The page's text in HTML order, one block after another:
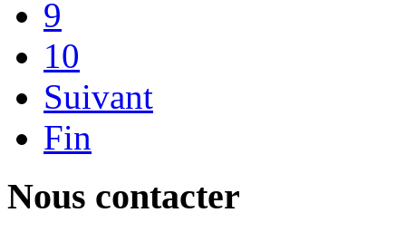
9
10
Suivant
Fin
Nous contacter